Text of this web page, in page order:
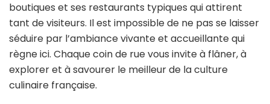
boutiques et ses restaurants typiques qui attirent
tant de visiteurs. Il est impossible de ne pas se laisser
séduire par l’ambiance vivante et accueillante qui
règne ici. Chaque coin de rue vous invite à flâner, à
explorer et à savourer le meilleur de la culture
culinaire française.